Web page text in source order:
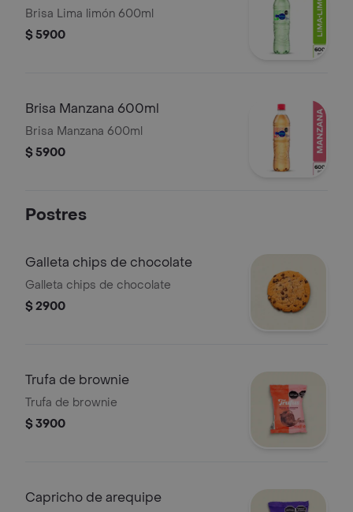
Brisa Lima limón 600ml
$ 5900
Brisa Manzana 600ml
Brisa Manzana 600ml
$ 5900
Postres
Galleta chips de chocolate
Galleta chips de chocolate
$ 2900
Trufa de brownie
Trufa de brownie
$ 3900
Capricho de arequipe